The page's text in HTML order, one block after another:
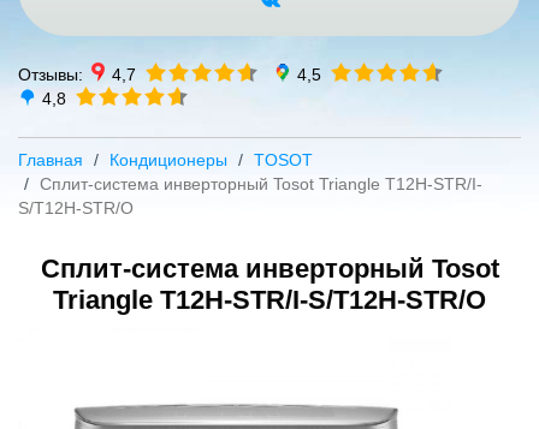
Отзывы: 4,7
4,5
4,8
Главная Кондиционеры
TOSOT
Сплит-система инверторный Tosot Triangle T12H-STR/I-
S/T12H-STR/O
Сплит-система инверторный Tosot
Triangle T12H-STR/I-S/T12H-STR/O